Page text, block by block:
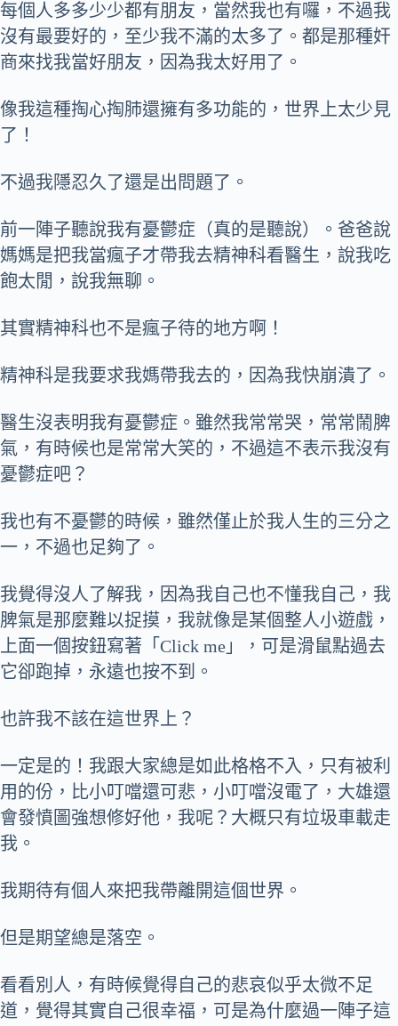
每個人多多少少都有朋友，當然我也有囉，不過我
沒有最要好的，至少我不滿的太多了。都是那種奸
商來找我當好朋友，因為我太好用了。
像我這種掏心掏肺還擁有多功能的，世界上太少見
了！
不過我隱忍久了還是出問題了。
前一陣子聽說我有憂鬱症（真的是聽說）。爸爸說
媽媽是把我當瘋子才帶我去精神科看醫生，說我吃
飽太閒，說我無聊。
其實精神科也不是瘋子待的地方啊！
精神科是我要求我媽帶我去的，因為我快崩潰了。
醫生沒表明我有憂鬱症。雖然我常常哭，常常鬧脾
氣，有時候也是常常大笑的，不過這不表示我沒有
憂鬱症吧？
我也有不憂鬱的時候，雖然僅止於我人生的三分之
一，不過也足夠了。
我覺得沒人了解我，因為我自己也不懂我自己，我
脾氣是那麼難以捉摸，我就像是某個整人小遊戲，
上面一個按鈕寫著「Click me」，可是滑鼠點過去
它卻跑掉，永遠也按不到。
也許我不該在這世界上？
一定是的！我跟大家總是如此格格不入，只有被利
用的份，比小叮噹還可悲，小叮噹沒電了，大雄還
會發憤圖強想修好他，我呢？大概只有垃圾車載走
我。
我期待有個人來把我帶離開這個世界。
但是期望總是落空。
看看別人，有時候覺得自己的悲哀似乎太微不足
道，覺得其實自己很幸福，可是為什麼過一陣子這